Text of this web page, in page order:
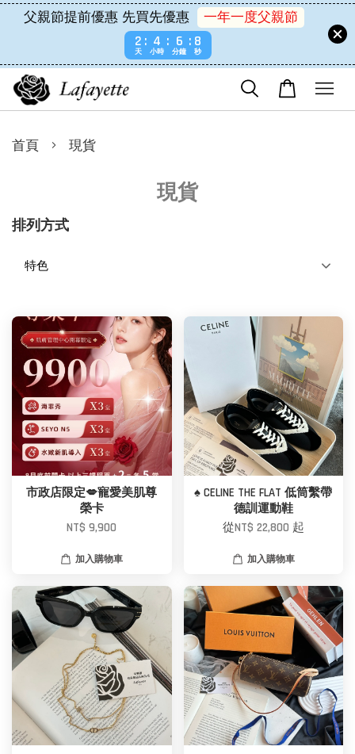
父親節提前優惠 先買先優惠
一年一度父親節
2
天
4
小時
6
分鐘
7
秒
首頁 › 現貨
現貨
排列方式
市政店限定💋寵愛美肌尊
榮卡
NT$ 9,900
加入購物車
♠ CELINE THE FLAT 低筒繫帶
德訓運動鞋
從NT$ 22,800 起
加入購物車